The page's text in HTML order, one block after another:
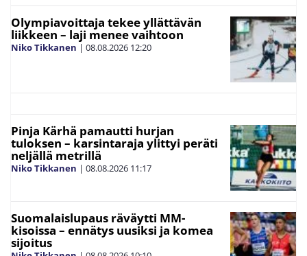
Olympiavoittaja tekee yllättävän
liikkeen – laji menee vaihtoon
Niko Tikkanen | 08.08.2026 12:20
Pinja Kärhä pamautti hurjan
tuloksen – karsintaraja ylittyi peräti
neljällä metrillä
Niko Tikkanen | 08.08.2026 11:17
Suomalaislupaus räväytti MM-
kisoissa – ennätys uusiksi ja komea
sijoitus